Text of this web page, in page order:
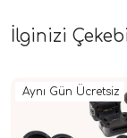
İlginizi
Aynı Gün Ücretsiz